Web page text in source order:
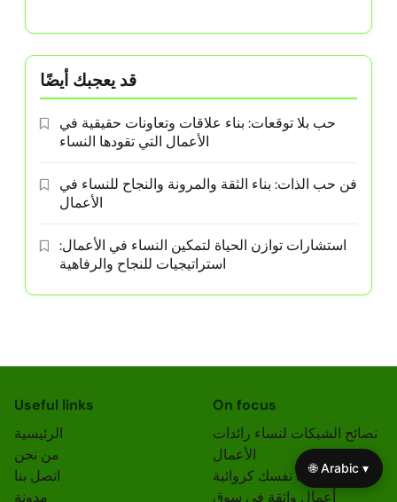
قد يعجبك أيضًا
حب بلا توقعات: بناء علاقات وتعاونات حقيقية في
الأعمال التي تقودها النساء
فن حب الذات: بناء الثقة والمرونة والنجاح للنساء في
الأعمال
استشارات توازن الحياة لتمكين النساء في الأعمال:
استراتيجيات للنجاح والرفاهية
Useful links
الرئيسية
من نحن
اتصل بنا
مدونة
On focus
نصائح الشبكات لنساء رائدات
الأعمال
كيفية اكتشاف نفسك كروائية
أعمال واثقة في سوق
🌐 Arabic ▾